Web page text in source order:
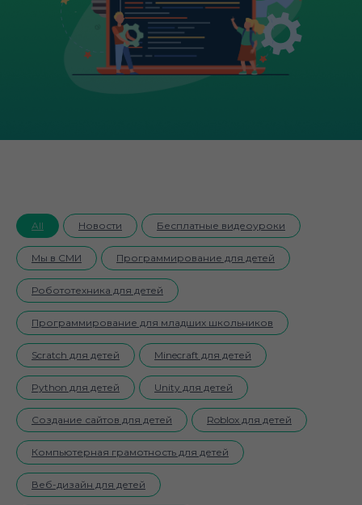
All Новости Бесплатные видеоуроки
Мы в СМИ Программирование для детей
Робототехника для детей
Программирование для младших школьников
Scratch для детей Minecraft для детей
Python для детей Unity для детей
Создание сайтов для детей Roblox для детей
Компьютерная грамотность для детей
Веб-дизайн для детей